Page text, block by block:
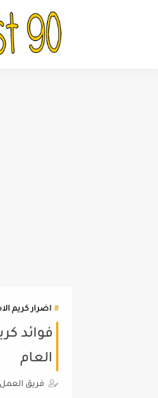
اضرار كريم
فوائد
العام
فريق العمل